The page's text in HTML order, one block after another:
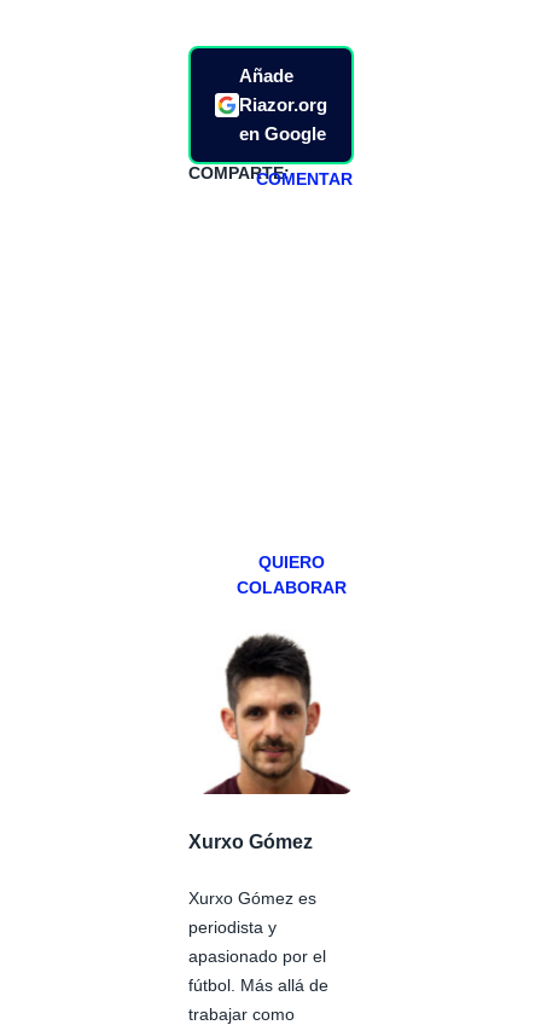
Añade
Riazor.org
en Google
COMPARTE:COMENTAR
QUIERO
COLABORAR
Xurxo Gómez
Xurxo Gómez es
periodista y
apasionado por el
fútbol. Más allá de
trabajar como